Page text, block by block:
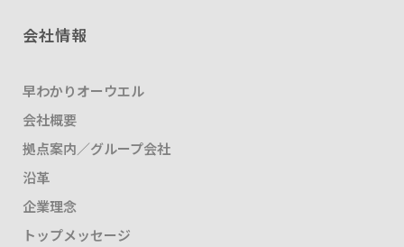
会社情報
早わかりオーウエル
会社概要
拠点案内／グループ会社
沿革
企業理念
トップメッセージ